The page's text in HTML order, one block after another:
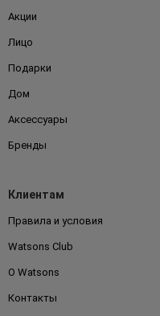
Акции
Лицо
Подарки
Дом
Аксессуары
Бренды
Клиентам
Правила и условия
Watsons Club
О Watsons
Контакты